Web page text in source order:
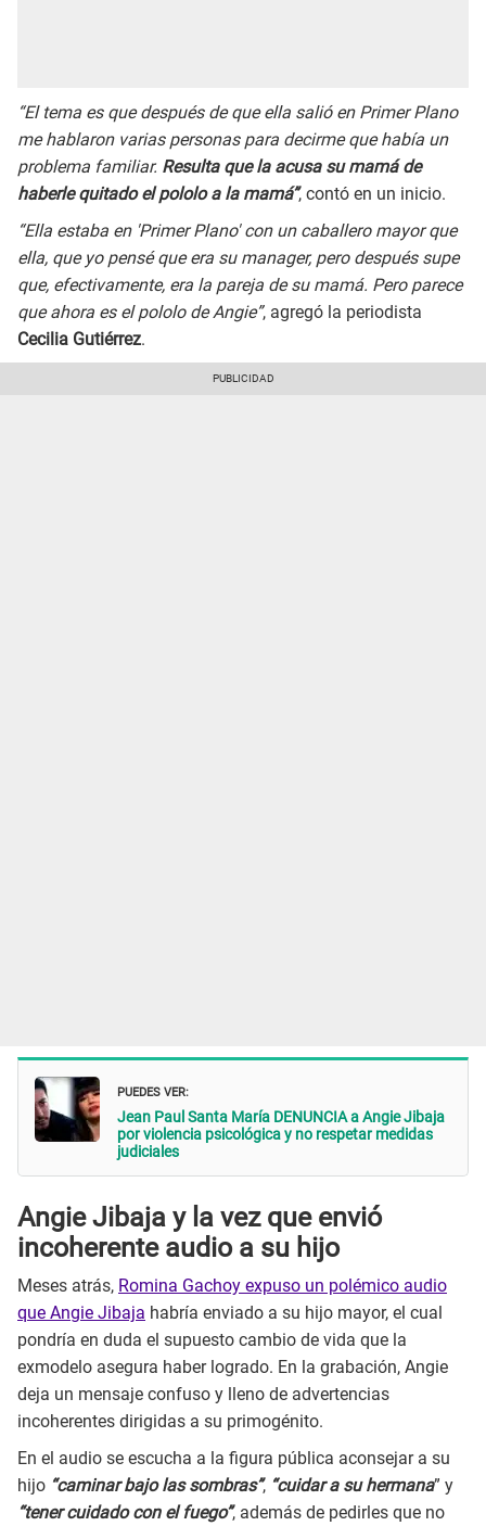
“El tema es que después de que ella salió en Primer Plano
me hablaron varias personas para decirme que había un
problema familiar. Resulta que la acusa su mamá de
haberle quitado el pololo a la mamá”, contó en un inicio.
“Ella estaba en 'Primer Plano' con un caballero mayor que
ella, que yo pensé que era su manager, pero después supe
que, efectivamente, era la pareja de su mamá. Pero parece
que ahora es el pololo de Angie”, agregó la periodista
Cecilia Gutiérrez.
PUEDES VER:
Jean Paul Santa María DENUNCIA a Angie Jibaja
por violencia psicológica y no respetar medidas
judiciales
Angie Jibaja y la vez que envió
incoherente audio a su hijo
Meses atrás, Romina Gachoy expuso un polémico audio
que Angie Jibaja habría enviado a su hijo mayor, el cual
pondría en duda el supuesto cambio de vida que la
exmodelo asegura haber logrado. En la grabación, Angie
deja un mensaje confuso y lleno de advertencias
incoherentes dirigidas a su primogénito.
En el audio se escucha a la figura pública aconsejar a su
hijo “caminar bajo las sombras”, “cuidar a su hermana” y
“tener cuidado con el fuego”, además de pedirles que no